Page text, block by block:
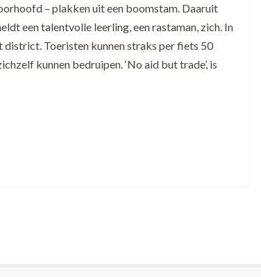
– plakken uit een boomstam. Daaruit
een talentvolle leerling, een rastaman, zich. In
Toeristen kunnen straks per fiets 50
kunnen bedruipen. ‘No aid but trade’, is